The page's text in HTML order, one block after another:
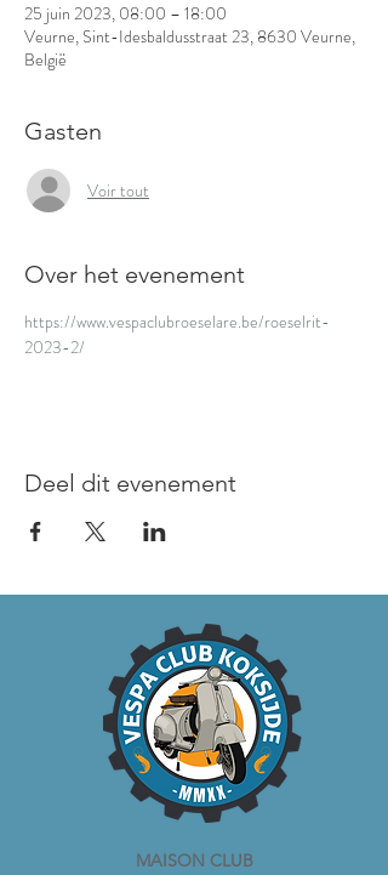
25 juin 2023, 08:00 – 18:00
Veurne, Sint-Idesbaldusstraat 23, 8630 Veurne,
België
Gasten
Voir tout
Over het evenement
https://www.vespaclubroeselare.be/roeselrit-
2023-2/
Deel dit evenement
MAISON CLUB